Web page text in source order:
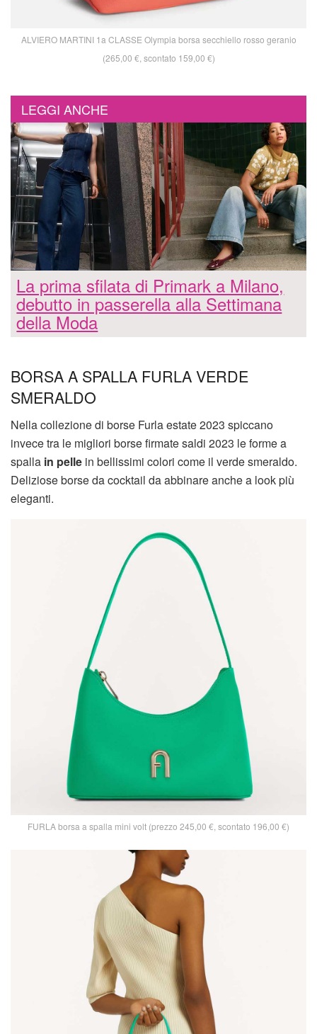
ALVIERO MARTINI 1a CLASSE Olympia borsa secchiello rosso geranio
(265,00 €, scontato 159,00 €)
LEGGI ANCHE
La prima sfilata di Primark a Milano,
debutto in passerella alla Settimana
della Moda
BORSA A SPALLA FURLA VERDE
SMERALDO
Nella collezione di borse Furla estate 2023 spiccano
invece tra le migliori borse firmate saldi 2023 le forme a
spalla in pelle in bellissimi colori come il verde smeraldo.
Deliziose borse da cocktail da abbinare anche a look più
eleganti.
FURLA borsa a spalla mini volt (prezzo 245,00 €, scontato 196,00 €)